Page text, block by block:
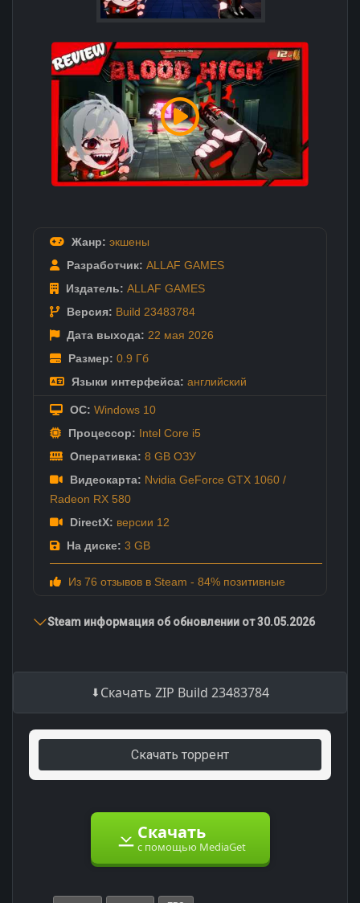
Жанр: экшены
Разработчик: ALLAF GAMES
Издатель: ALLAF GAMES
Версия: Build 23483784
Дата выхода: 22 мая 2026
Размер: 0.9 Гб
Языки интерфейса: английский
ОС: Windows 10
Процессор: Intel Core i5
Оперативка: 8 GB ОЗУ
Видеокарта: Nvidia GeForce GTX 1060 /
Radeon RX 580
DirectX: версии 12
На диске: 3 GB
Из 76 отзывов в Steam - 84% позитивные
Steam информация об обновлении от 30.05.2026
Скачать ZIP Build 23483784
Скачать торрент
Скачать
с помощью MediaGet